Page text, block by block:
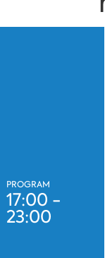
PROGRAM
17:00 -
23:00